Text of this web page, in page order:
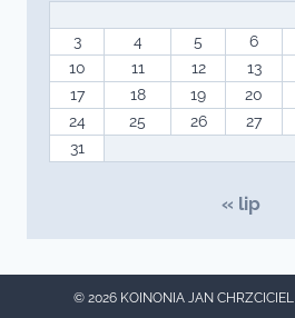
3
4 5 6
10
11 12 13
17
18 19 20
24
25 26 27
31
« lip
© 2026 KOINONIA JAN CHRZCICIEL